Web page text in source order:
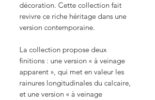
décoration. Cette collection fait
revivre ce riche héritage dans une
version contemporaine.
La collection propose deux
finitions : une version « à veinage
apparent », qui met en valeur les
rainures longitudinales du calcaire,
et une version « à veinage